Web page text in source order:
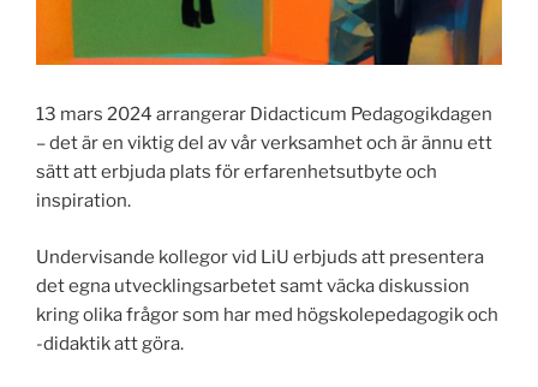
13 mars 2024 arrangerar Didacticum Pedagogikdagen
– det är en viktig del av vår verksamhet och är ännu ett
sätt att erbjuda plats för erfarenhetsutbyte och
inspiration.
Undervisande kollegor vid LiU erbjuds att presentera
det egna utvecklingsarbetet samt väcka diskussion
kring olika frågor som har med högskolepedagogik och
-didaktik att göra.